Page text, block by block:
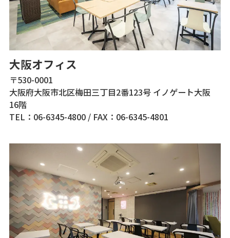
大阪オフィス
〒530-0001
大阪府大阪市北区梅田三丁目2番123号 イノゲート大阪
16階
TEL：06-6345-4800/ FAX：06-6345-4801